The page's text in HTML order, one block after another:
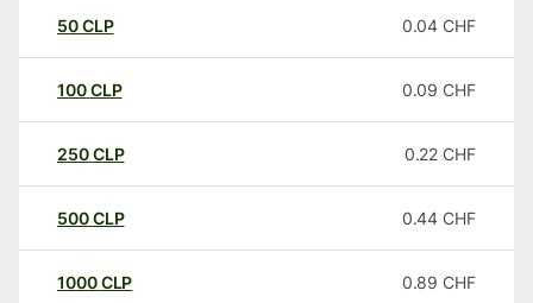
50CLP 0.04 CHF
100CLP 0.09 CHF
250CLP 0.22 CHF
500CLP 0.44 CHF
1000CLP 0.89 CHF